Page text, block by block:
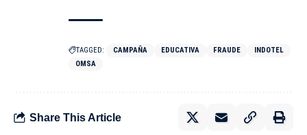
TAGGED: CAMPAÑA EDUCATIVA FRAUDE
INDOTEL
OMSA
Share This Article